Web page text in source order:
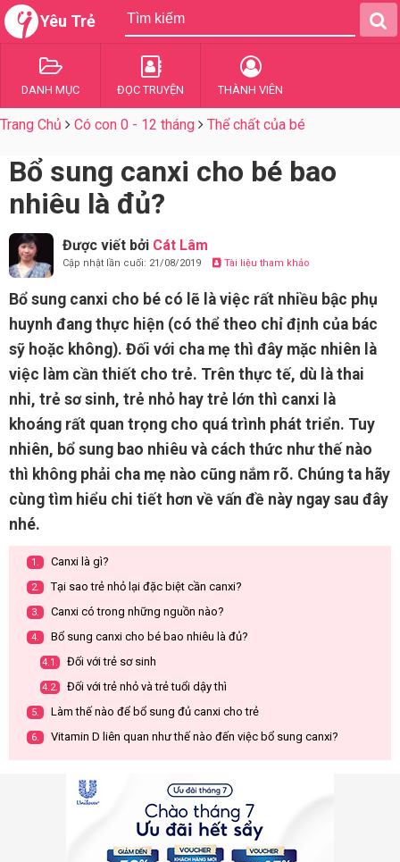
Yêu Trẻ
DANH MỤC ĐỌC TRUYỆN THÀNH VIÊN
Trang Chủ Có con 0 - 12 tháng Thể chất của bé
Bổ sung canxi cho bé bao
nhiêu là đủ?
Được viết bởi Cát Lâm
Cập nhật lần cuối: 21/08/2019 Tài liệu tham khảo
Bổ sung canxi cho bé có lẽ là việc rất nhiều bậc phụ
huynh đang thực hiện (có thể theo chỉ định của bác
sỹ hoặc không). Đối với cha mẹ thì đây mặc nhiên là
việc làm cần thiết cho trẻ. Trên thực tế, dù là thai
nhi, trẻ sơ sinh, trẻ nhỏ hay trẻ lớn thì canxi là
khoáng rất quan trọng cho quá trình phát triển. Tuy
nhiên, bổ sung bao nhiêu và cách thức như thế nào
thì không phải cha mẹ nào cũng nắm rõ. Chúng ta hãy
cùng tìm hiểu chi tiết hơn về vấn đề này ngay sau đây
nhé.
1. Canxi là gì?
2. Tại sao trẻ nhỏ lại đặc biệt cần canxi?
3. Canxi có trong những nguồn nào?
4. Bổ sung canxi cho bé bao nhiêu là đủ?
4.1. Đối với trẻ sơ sinh
4.2. Đối với trẻ nhỏ và trẻ tuổi dậy thì
5. Làm thế nào để bổ sung đủ canxi cho trẻ
6. Vitamin D liên quan như thế nào đến việc bổ sung canxi?